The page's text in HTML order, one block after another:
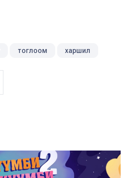
тоглоом харшил